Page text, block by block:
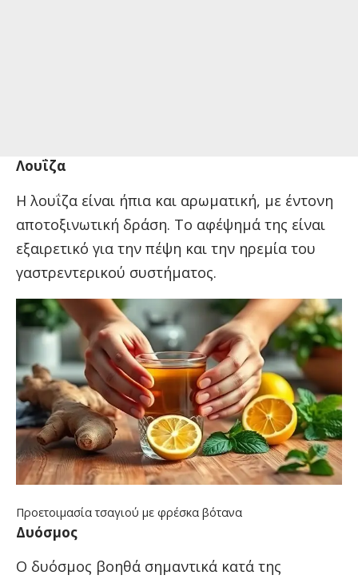
Λουΐζα
Η λουΐζα είναι ήπια και αρωματική, με έντονη
αποτοξινωτική δράση. Το αφέψημά της είναι
εξαιρετικό για την πέψη και την ηρεμία του
γαστρεντερικού συστήματος.
Προετοιμασία τσαγιού με φρέσκα βότανα
Δυόσμος
Ο δυόσμος βοηθά σημαντικά κατά της